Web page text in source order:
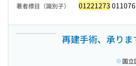
著者標目（識別子） 01221273
再建手術、承りま
国立